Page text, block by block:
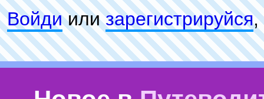
Войдиилизарeгиcтpируйся,